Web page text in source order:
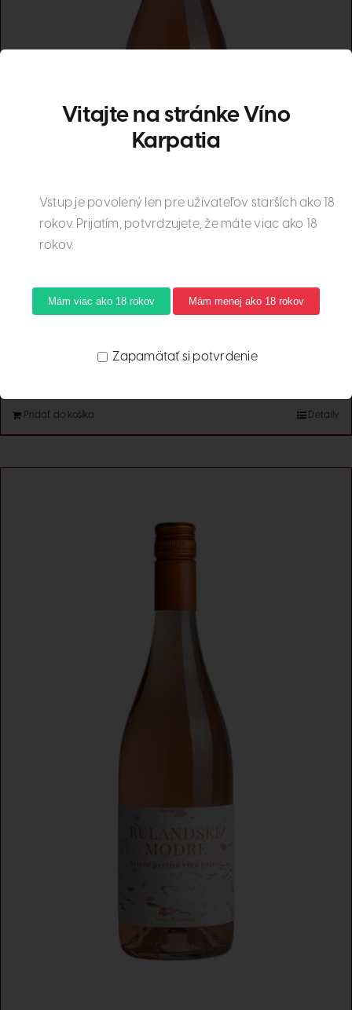
Vitajte na stránke Víno
Karpatia
Vstup je povolený len pre užívateľov starších ako 18
rokov. Prijatím, potvrdzujete, že máte viac ako 18
rokov.
Mám viac ako 18 rokov Mám menej ako 18 rokov
Zapamätať si potvrdenie
Pridať do košíka Detaily